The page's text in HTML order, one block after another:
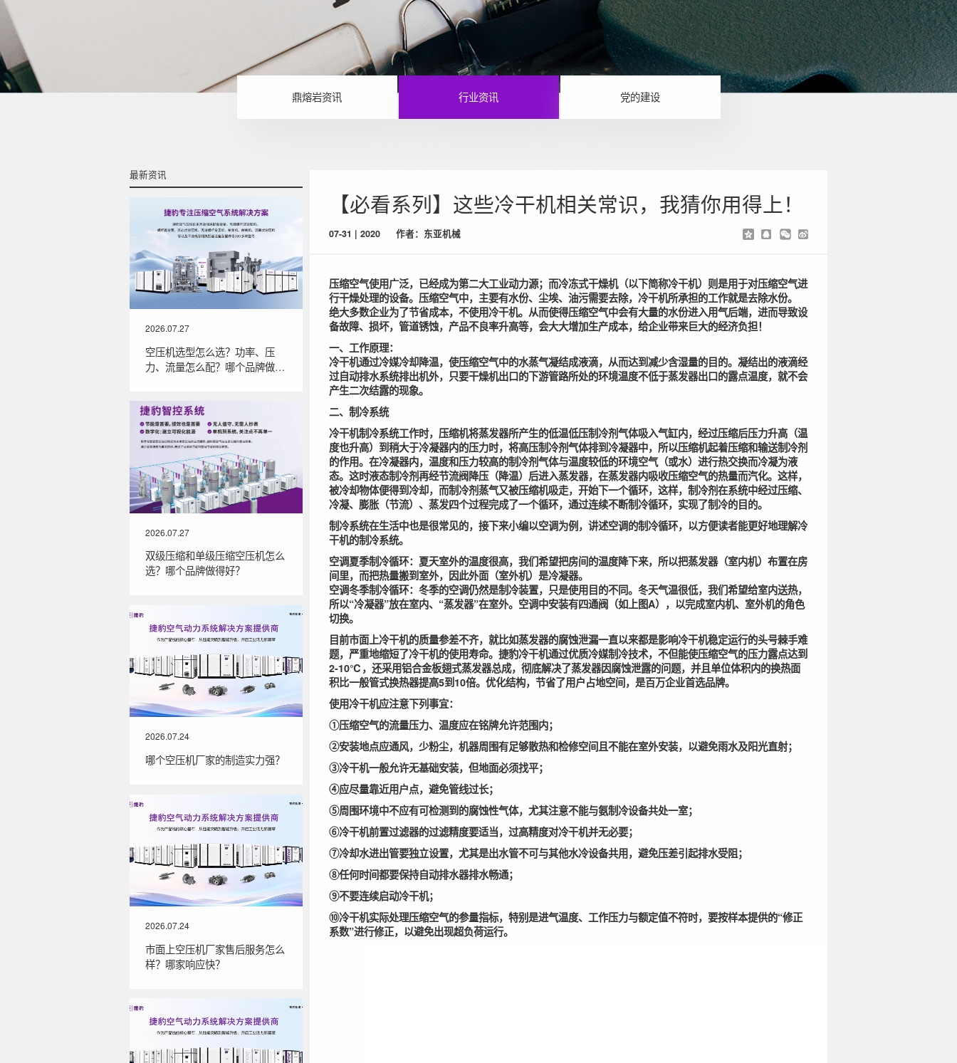
鼎熔岩资讯 行业资讯 党的建设
最新资讯
2026.07.27
空压机选型怎么选？功率、压
力、流量怎么配？哪个品牌做得
2026.07.27
双级压缩和单级压缩空压机怎么
选？哪个品牌做得好？
2026.07.24
哪个空压机厂家的制造实力强？
2026.07.24
市面上空压机厂家售后服务怎么
样？哪家响应快？
【必看系列】这些冷干机相关常识，我猜你用得上！
07-31 | 2020 作者：东亚机械
压缩空气使用广泛，已经成为第二大工业动力源；而冷冻式干燥机（以下简称冷干机）则是用于对压缩空气进
行干燥处理的设备。压缩空气中，主要有水份、尘埃、油污需要去除，冷干机所承担的工作就是去除水份。
绝大多数企业为了节省成本，不使用冷干机。从而使得压缩空气中会有大量的水份进入用气后端，进而导致设
备故障、损坏，管道锈蚀，产品不良率升高等，会大大增加生产成本，给企业带来巨大的经济负担！
一、工作原理：
冷干机通过冷媒冷却降温，使压缩空气中的水蒸气凝结成液滴，从而达到减少含湿量的目的。凝结出的液滴经
过自动排水系统排出机外，只要干燥机出口的下游管路所处的环境温度不低于蒸发器出口的露点温度，就不会
产生二次结露的现象。
二、制冷系统
冷干机制冷系统工作时，压缩机将蒸发器所产生的低温低压制冷剂气体吸入气缸内，经过压缩后压力升高（温
度也升高）到稍大于冷凝器内的压力时，将高压制冷剂气体排到冷凝器中，所以压缩机起着压缩和输送制冷剂
的作用。在冷凝器内，温度和压力较高的制冷剂气体与温度较低的环境空气（或水）进行热交换而冷凝为液
态。这时液态制冷剂再经节流阀降压（降温）后进入蒸发器，在蒸发器内吸收压缩空气的热量而汽化。这样，
被冷却物体便得到冷却，而制冷剂蒸气又被压缩机吸走，开始下一个循环，这样，制冷剂在系统中经过压缩、
冷凝、膨胀（节流）、蒸发四个过程完成了一个循环，通过连续不断制冷循环，实现了制冷的目的。
制冷系统在生活中也是很常见的，接下来小编以空调为例，讲述空调的制冷循环，以方便读者能更好地理解冷
干机的制冷系统。
空调夏季制冷循环：夏天室外的温度很高，我们希望把房间的温度降下来，所以把蒸发器（室内机）布置在房
间里，而把热量搬到室外，因此外面（室外机）是冷凝器。
空调冬季制冷循环：冬季的空调仍然是制冷装置，只是使用目的不同。冬天气温很低，我们希望给室内送热，
所以“冷凝器”放在室内、“蒸发器”在室外。空调中安装有四通阀（如上图A），以完成室内机、室外机的角色
切换。
目前市面上冷干机的质量参差不齐，就比如蒸发器的腐蚀泄漏一直以来都是影响冷干机稳定运行的头号棘手难
题，严重地缩短了冷干机的使用寿命。捷豹冷干机通过优质冷媒制冷技术，不但能使压缩空气的压力露点达到
2-10℃，还采用铝合金板翅式蒸发器总成，彻底解决了蒸发器因腐蚀泄露的问题，并且单位体积内的换热面
积比一般管式换热器提高5到10倍。优化结构，节省了用户占地空间，是百万企业首选品牌。
使用冷干机应注意下列事宜：
①压缩空气的流量压力、温度应在铭牌允许范围内；
②安装地点应通风，少粉尘，机器周围有足够散热和检修空间且不能在室外安装，以避免雨水及阳光直射；
③冷干机一般允许无基础安装，但地面必须找平；
④应尽量靠近用户点，避免管线过长；
⑤周围环境中不应有可检测到的腐蚀性气体，尤其注意不能与氨制冷设备共处一室；
⑥冷干机前置过滤器的过滤精度要适当，过高精度对冷干机并无必要；
⑦冷却水进出管要独立设置，尤其是出水管不可与其他水冷设备共用，避免压差引起排水受阻；
⑧任何时间都要保持自动排水器排水畅通；
⑨不要连续启动冷干机；
⑩冷干机实际处理压缩空气的参量指标，特别是进气温度、工作压力与额定值不符时，要按样本提供的“修正
系数”进行修正，以避免出现超负荷运行。